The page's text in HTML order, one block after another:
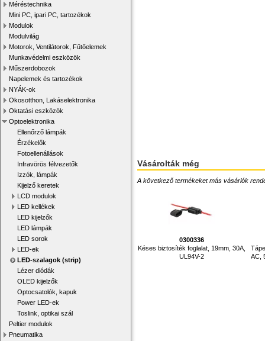
Méréstechnika
Mini PC, ipari PC, tartozékok
Modulok
Modulvilág
Motorok, Ventilátorok, Fűtőelemek
Munkavédelmi eszközök
Műszerdobozok
Napelemek és tartozékok
NYÁK-ok
Okosotthon, Lakáselektronika
Oktatási eszközök
Optoelektronika
Ellenőrző lámpák
Érzékelők
Fotoellenállások
Infravörös félvezetők
Izzók, lámpák
Kijelző keretek
LCD modulok
LED kellékek
LED kijelzők
LED lámpák
LED sorok
LED-ek
LED-szalagok (strip)
Lézer diódák
OLED kijelzők
Optocsatolók, kapuk
Power LED-ek
Toslink, optikai szál
Peltier modulok
Pneumatika
Vásárolták még
A következő termékeket más vásárlók
0300336
Késes biztosíték foglalat, 19mm, 30A,
UL94V-2
AC,